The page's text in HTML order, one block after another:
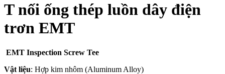
T nối ống thép luồn dây điện
trơn EMT
EMT Inspection Screw Tee
Vật liệu: Hợp kim nhôm (Aluminum Alloy)